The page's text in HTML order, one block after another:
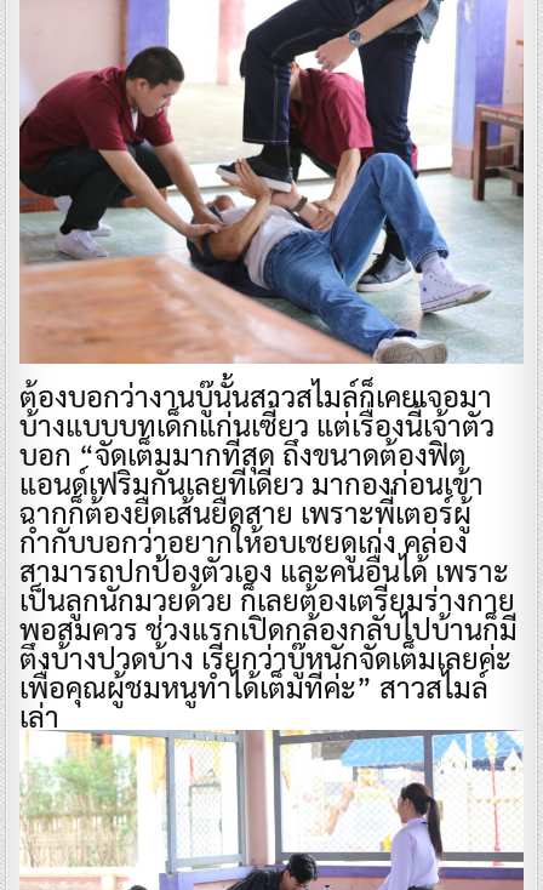
ต้องบอกว่างานบู๊นั้นสาวสไมล์ก็เคยเจอมา
บ้างแบบบทเด็กแก่นเซี้ยว แต่เรื่องนี้เจ้าตัว
บอก “จัดเต็มมากที่สุด ถึงขนาดต้องฟิต
แอนด์เฟริมกันเลยทีเดียว มากองก่อนเข้า
ฉากก็ต้องยืดเส้นยืดสาย เพราะพี่เตอร์ผู้
กำกับบอกว่าอยากให้อบเชยดูเก่ง คล่อง
สามารถปกป้องตัวเอง และคนอื่นได้ เพราะ
เป็นลูกนักมวยด้วย ก็เลยต้องเตรียมร่างกาย
พอสมควร ช่วงแรกเปิดกล้องกลับไปบ้านก็มี
ตึงบ้างปวดบ้าง เรียกว่าบู๊หนักจัดเต็มเลยค่ะ
เพื่อคุณผู้ชมหนูทำได้เต็มที่ค่ะ” สาวสไมล์
เล่า